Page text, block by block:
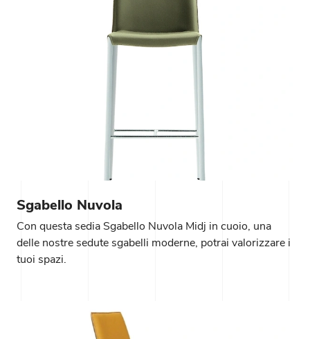
Sgabello Nuvola
Con questa sedia Sgabello Nuvola Midj in cuoio, una
delle nostre sedute sgabelli moderne, potrai valorizzare i
tuoi spazi.